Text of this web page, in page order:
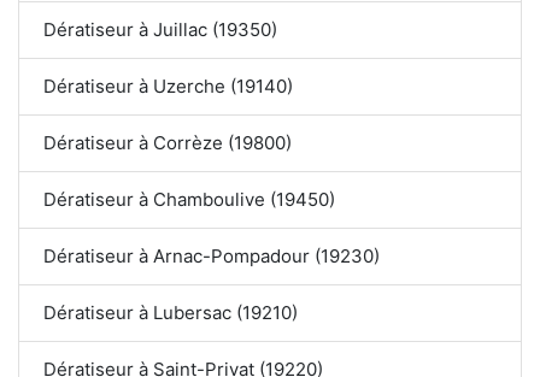
Dératiseur à Juillac (19350)
Dératiseur à Uzerche (19140)
Dératiseur à Corrèze (19800)
Dératiseur à Chamboulive (19450)
Dératiseur à Arnac-Pompadour (19230)
Dératiseur à Lubersac (19210)
Dératiseur à Saint-Privat (19220)